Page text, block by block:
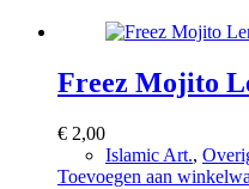
Freez Mojito
€ 2,00
Islamic Art.,
Toevoegen aan